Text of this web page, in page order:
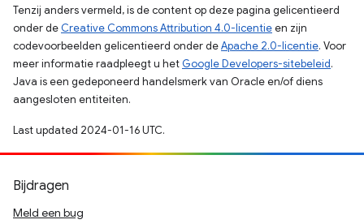
Tenzij anders vermeld, is de content op deze pagina gelicentieerd
onder de Creative Commons Attribution 4.0-licentieen zijn
codevoorbeelden gelicentieerd onder deApache 2.0-licentie. Voor
meer informatie raadpleegt u het Google Developers-sitebeleid.
Java is een gedeponeerd handelsmerk van Oracle en/of diens
aangesloten entiteiten.
Last updated 2024-01-16 UTC.
Bijdragen
Meld een bug